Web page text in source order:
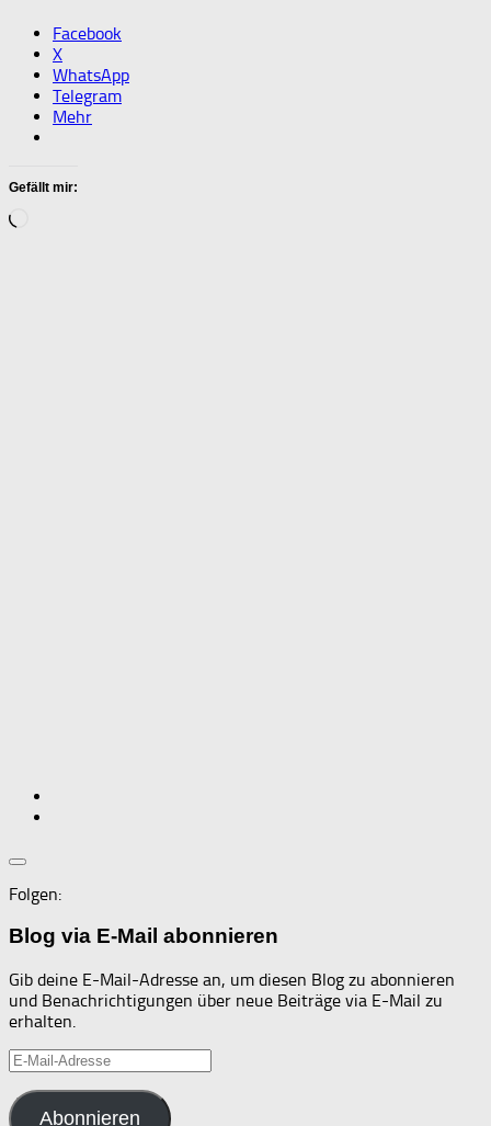
Facebook
X
WhatsApp
Telegram
Mehr
Gefällt mir:
Folgen:
Blog via E-Mail abonnieren
Gib deine E-Mail-Adresse an, um diesen Blog zu abonnieren
und Benachrichtigungen über neue Beiträge via E-Mail zu
erhalten.
E-
Mail-
Adresse
Abonnieren